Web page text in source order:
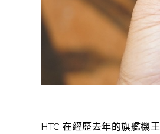
HTC 在經歷去年的旗艦機